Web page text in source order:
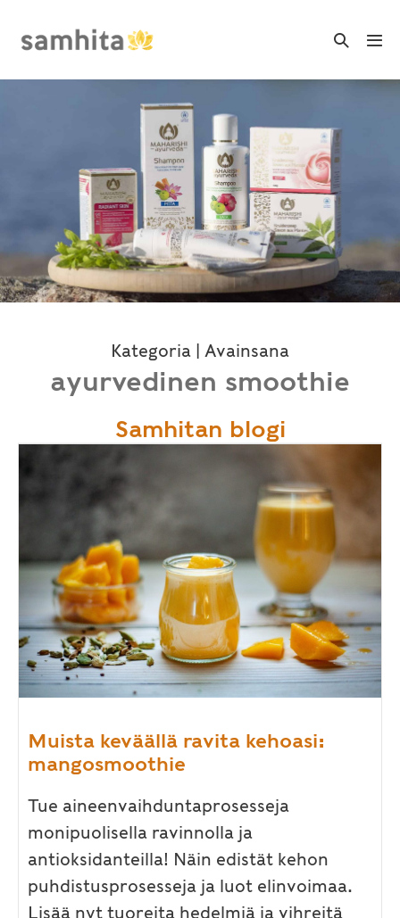
Search
Kategoria | Avainsana
ayurvedinen smoothie
Samhitan blogi
Muista keväällä ravita kehoasi:
mangosmoothie
Tue aineenvaihduntaprosesseja
monipuolisella ravinnolla ja
antioksidanteilla! Näin edistät kehon
puhdistusprosesseja ja luot elinvoimaa.
Lisää nyt tuoreita hedelmiä ja vihreitä